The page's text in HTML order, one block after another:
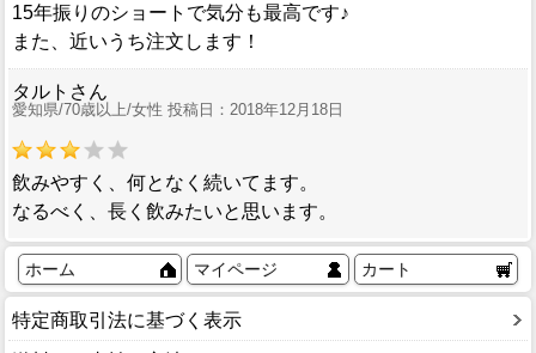
15年振りのショートで気分も最高です♪
また、近いうち注文します！
タルトさん
愛知県/70歳以上/女性 投稿日：2018年12月18日
飲みやすく、何となく続いてます。
なるべく、長く飲みたいと思います。
ホーム マイページ カート
特定商取引法に基づく表示